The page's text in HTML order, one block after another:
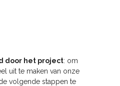
door het project: om
uit te maken van onze
volgende stappen te